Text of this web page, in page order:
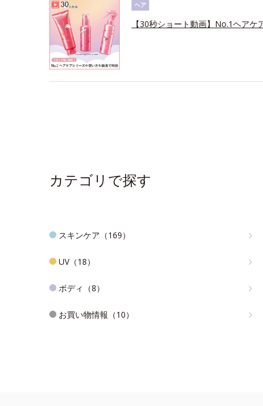
ヘア
【30秒ショート動画】No.1ヘア
カテゴリで探す
スキンケア（169）
UV（18）
ボディ（8）
お買い物情報（10）